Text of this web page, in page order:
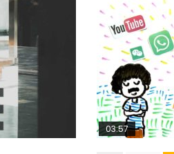
03:57